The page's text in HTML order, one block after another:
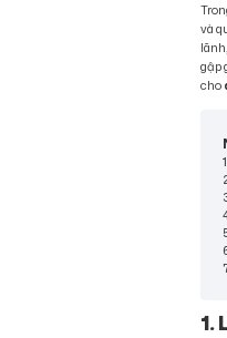
và
gập
cho
1.